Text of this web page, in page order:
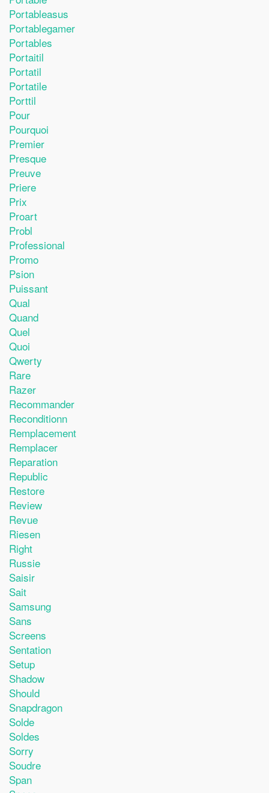
Portableasus
Portablegamer
Portables
Portaitil
Portatil
Portatile
Porttil
Pour
Pourquoi
Premier
Presque
Preuve
Priere
Prix
Proart
Probl
Professional
Promo
Psion
Puissant
Qual
Quand
Quel
Quoi
Qwerty
Rare
Razer
Recommander
Reconditionn
Remplacement
Remplacer
Reparation
Republic
Restore
Review
Revue
Riesen
Right
Russie
Saisir
Sait
Samsung
Sans
Screens
Sentation
Setup
Shadow
Should
Snapdragon
Solde
Soldes
Sorry
Soudre
Span